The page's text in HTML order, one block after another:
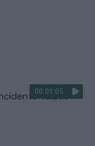
00:01:05
vaizdo